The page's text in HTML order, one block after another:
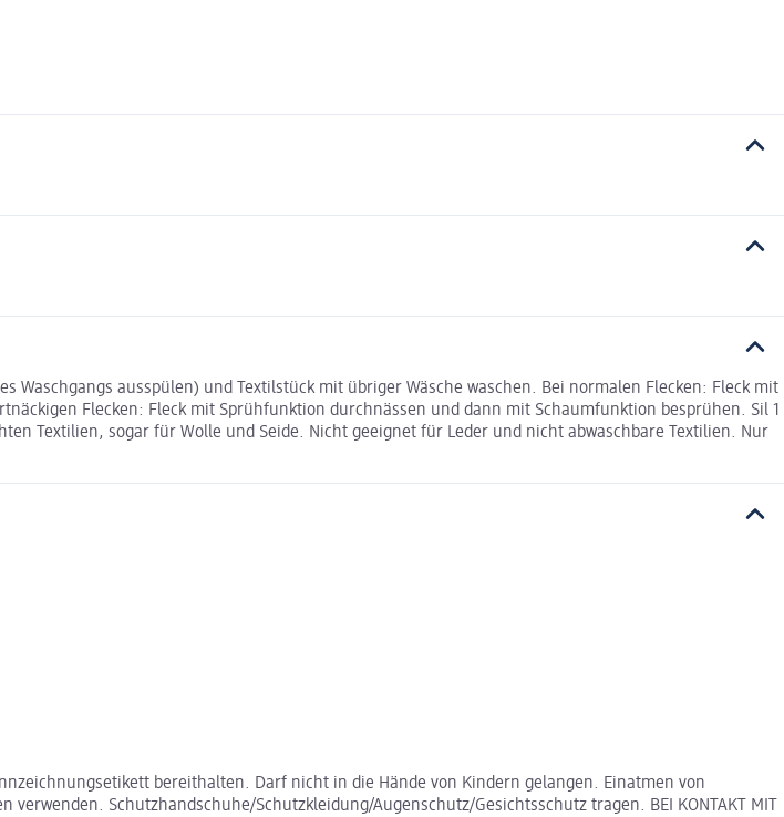
Waschgangs ausspülen) und Textilstück mit übriger Wäsche waschen. Bei normalen Flecken: Fleck mit
Flecken: Fleck mit Sprühfunktion durchnässen und dann mit Schaumfunktion besprühen. Sil 1
Textilien, sogar für Wolle und Seide. Nicht geeignet für Leder und nicht abwaschbare Textilien. Nur
bereithalten. Darf nicht in die Hände von Kindern gelangen. Einatmen von
Schutzhandschuhe/Schutzkleidung/Augenschutz/Gesichtsschutz tragen. BEI KONTAKT MIT